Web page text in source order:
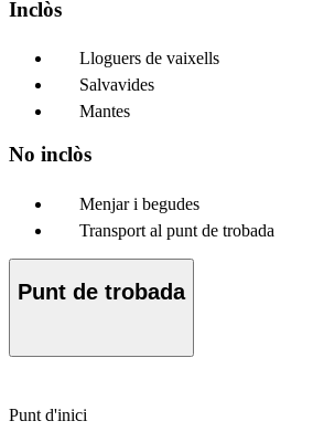
Inclòs
Lloguers de vaixells
Salvavides
Mantes
No inclòs
Menjar i begudes
Transport al punt de trobada
Punt de trobada
Punt d'inici